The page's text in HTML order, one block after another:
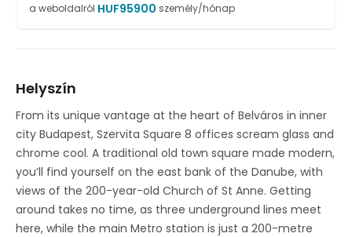
a weboldalról HUF95900 személy/hónap
Helyszín
From its unique vantage at the heart of Belváros in inner
city Budapest, Szervita Square 8 offices scream glass and
chrome cool. A traditional old town square made modern,
you’ll find yourself on the east bank of the Danube, with
views of the 200-year-old Church of St Anne. Getting
around takes no time, as three underground lines meet
here, while the main Metro station is just a 200-metre